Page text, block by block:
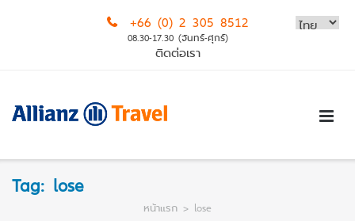
+66 (0) 2 305 8512
08.30-17.30 (จันทร์-ศุกร์)
ติดต่อเรา
Tag: lose
หน้าแรก > lose